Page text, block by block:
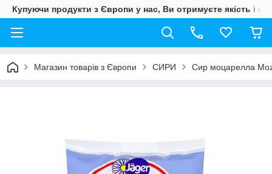
Купуючи продукти з Європи у нас, Ви отримуєте якість і
Магазин товарів з Європи СИРИ Сир моцарелла